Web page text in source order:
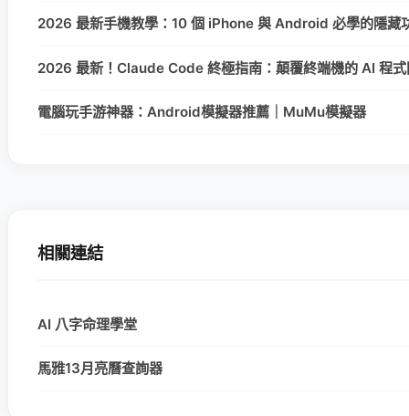
2026 最新手機教學：10 個 iPhone 與 Android 必學的隱藏
2026 最新！Claude Code 終極指南：顛覆終端機的 AI 程式
電腦玩手游神器：Android模擬器推薦｜MuMu模擬器
相關連結
AI 八字命理學堂
馬雅13月亮曆查詢器